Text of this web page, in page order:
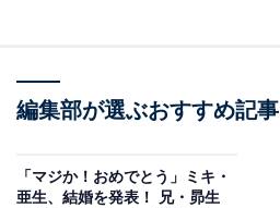
編集部が選ぶおすすめ記事
「マジか！おめでとう」ミキ・
亜生、結婚を発表！ 兄・昴生